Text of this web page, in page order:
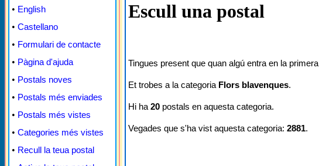
• English
• Castellano
• Formulari de contacte
• Pàgina d'ajuda
• Postals noves
• Postals més enviades
• Postals més vistes
• Categories més vistes
• Recull la teua postal
Escull una postal
Tingues present que quan algú entra en la
Et trobes a la categoria Flors blavenques.
Hi ha 20 postals en aquesta categoria.
Vegades que s'ha vist aquesta categoria: 2881.